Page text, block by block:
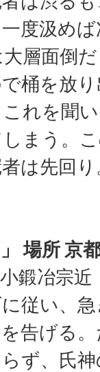
度汲め
層面倒
桶を放
れを聞
まう。
は先回
場所 京
鍛冶宗
従い、
告げる
ず、氏